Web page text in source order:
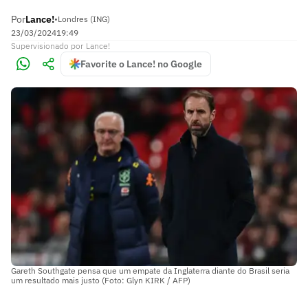
PorLance!•Londres (ING)
23/03/202419:49
Supervisionado por Lance!
Favorite o Lance! no Google
Gareth Southgate pensa que um empate da Inglaterra diante do Brasil seria
um resultado mais justo (Foto: Glyn KIRK / AFP)